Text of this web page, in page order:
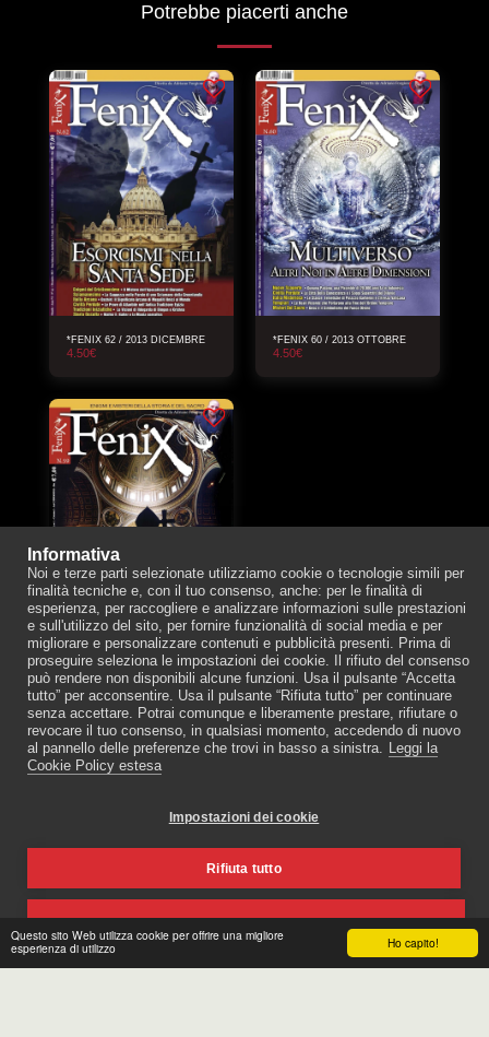
Ho capito!
Questo sito Web utilizza cookie per offrire una migliore
esperienza di utilizzo
Informativa
Noi e terze parti selezionate utilizziamo cookie o tecnologie simili per
finalità tecniche e, con il tuo consenso, anche: per le finalità di
esperienza, per raccogliere e analizzare informazioni sulle prestazioni
e sull'utilizzo del sito, per fornire funzionalità di social media e per
migliorare e personalizzare contenuti e pubblicità presenti. Prima di
proseguire seleziona le impostazioni dei cookie. Il rifiuto del consenso
può rendere non disponibili alcune funzioni. Usa il pulsante “Accetta
tutto” per acconsentire. Usa il pulsante “Rifiuta tutto” per continuare
senza accettare. Potrai comunque e liberamente prestare, rifiutare o
revocare il tuo consenso, in qualsiasi momento, accedendo di nuovo
al pannello delle preferenze che trovi in basso a sinistra. Leggi la
Cookie Policy estesa
Impostazioni dei cookie
Rifiuta tutto
Potrebbe piacerti anche
*FENIX 62 / 2013 DICEMBRE
4.50€
*FENIX 60 / 2013 OTTOBRE
4.50€
*FENIX 59 / 2013 SETTEMBRE
4.50€
Coockie Policy|Privacy Policy